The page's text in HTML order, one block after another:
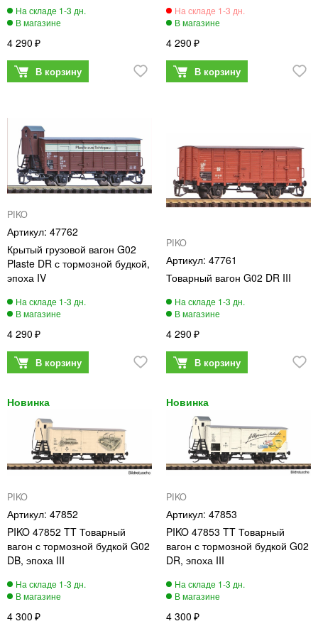
4 290 4 290
PIKO
47762
Крытый грузовой вагон G02
Plaste DR с тормозной будкой,
эпоха IV
4 290
PIKO
47761
Товарный вагон G02 DR III
4 290
PIKO
47852
PIKO 47852 TT Товарный
вагон с тормозной будкой G02
DB, эпоха III
4 300
PIKO
47853
PIKO 47853 TT Товарный
вагон с тормозной будкой G02
DR, эпоха III
4 300